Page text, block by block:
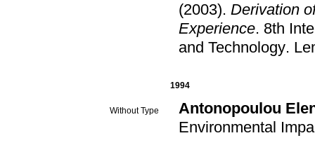
(2003). Derivation
Experience. 8th
and Technology.
1994
Without Type
Antonopoulou
Environmental